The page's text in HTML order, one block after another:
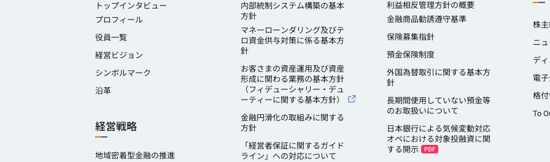
トップインタビュー
プロフィール
役員一覧
経営ビジョン
シンボルマーク
沿革
経営戦略
地域密着型金融の推進
内部統制システム構築の基本
方針
マネーローンダリング及びテ
ロ資金供与対策に係る基本方
針
お客さまの資産運用及び資産
形成に関わる業務の基本方針
（フィデューシャリー・デュ
ーティーに関する基本方針）
金融円滑化の取組みに関する
方針
「経営者保証に関するガイド
ライン」への対応について
利益相反管理方針の概要
金融商品勧誘遵守基準
保険募集指針
預金保険制度
外国為替取引に関する基本方
針
長期間使用していない預金等
のお取扱いについて
日本銀行による気候変動対応
オペにおける対象投融資に関
する開示
株
ニ
デ
電
格
To